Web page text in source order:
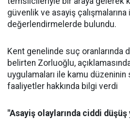
güvenlik ve asayiş çalışmalarına
değerlendirmelerde bulundu.
Kent genelinde suç oranlarında
belirten Zorluoğlu,
uygulamaları ile kamu düzeninin
faaliyetler hakkında bilgi verdi
"Asayiş olaylarında ciddi düşüş